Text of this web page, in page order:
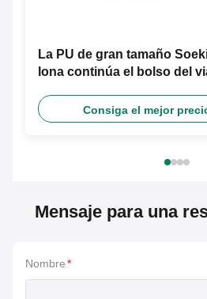
La PU de gran tamaño
lona continúa el bolso del
Consiga el mejor
Mensaje para una
Nombre*